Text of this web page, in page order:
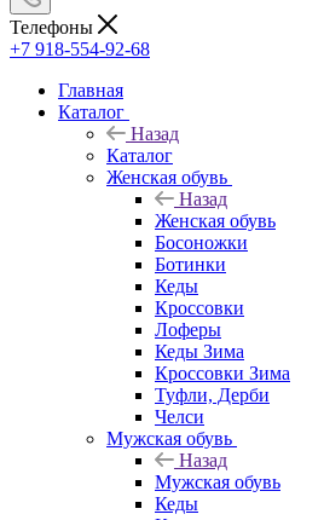
Телефоны
+7 918-554-92-68
Главная
Каталог
Назад
Каталог
Женская обувь
Назад
Женская обувь
Босоножки
Ботинки
Кеды
Кроссовки
Лоферы
Кеды Зима
Кроссовки Зима
Туфли, Дерби
Челси
Мужская обувь
Назад
Мужская обувь
Кеды